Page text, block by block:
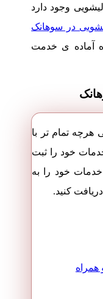
وجود دارد
در سوهانک
آماده ی خدمت
هرچه تمام تر با
خود را ثبت
خود را به
کنید.
همراه